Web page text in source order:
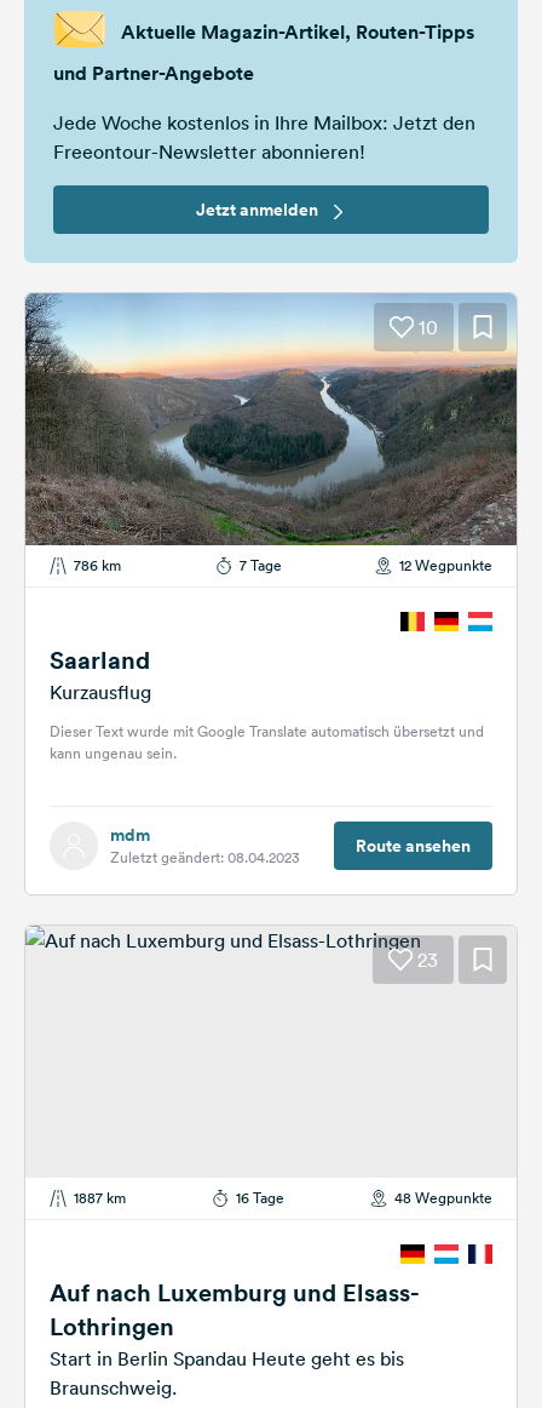
Aktuelle Magazin-Artikel, Routen-Tipps
und Partner-Angebote
Jede Woche kostenlos in Ihre Mailbox: Jetzt den
Freeontour-Newsletter abonnieren!
Jetzt anmelden
10
786 km 7 Tage 12 Wegpunkte
Saarland
Kurzausflug
Dieser Text wurde mit Google Translate automatisch übersetzt und
kann ungenau sein.
mdm
Zuletzt geändert: 08.04.2023 Route ansehen
23
1887 km 16 Tage 48 Wegpunkte
Auf nach Luxemburg und Elsass-
Lothringen
Start in Berlin Spandau Heute geht es bis
Braunschweig.